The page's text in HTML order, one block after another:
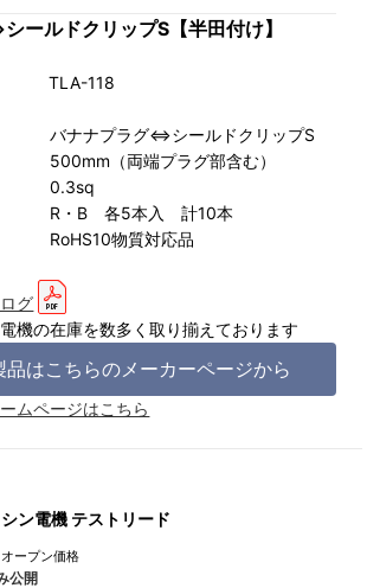
ールドクリップS【半田付け】
118
ナプラグ⇔シールドクリップS
（両端プラグ部含む）
0.3sq
各5本入 計10本
物質対応品
グ
機の在庫を数多く取り揃えております
品はこちらのメーカーページから
ムページはこちら
ン電機 テストリード
オープン価格
公開